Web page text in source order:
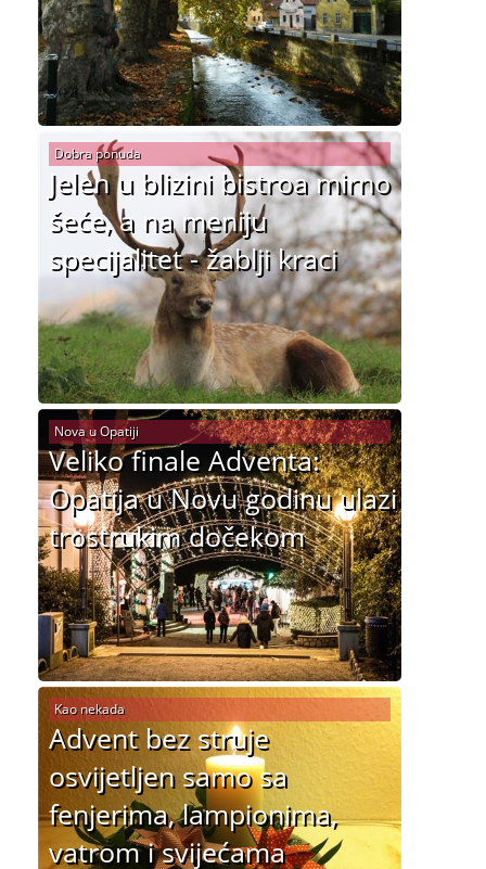
Jelen u blizini bistroa mirno
šeće, a na meniju
specijalitet - žablji kraci
Dobra ponuda
Veliko finale Adventa:
Opatija u Novu godinu ulazi
trostrukim dočekom
Nova u Opatiji
Advent bez struje
osvijetljen samo sa
fenjerima, lampionima,
vatrom i svijećama
Kao nekada